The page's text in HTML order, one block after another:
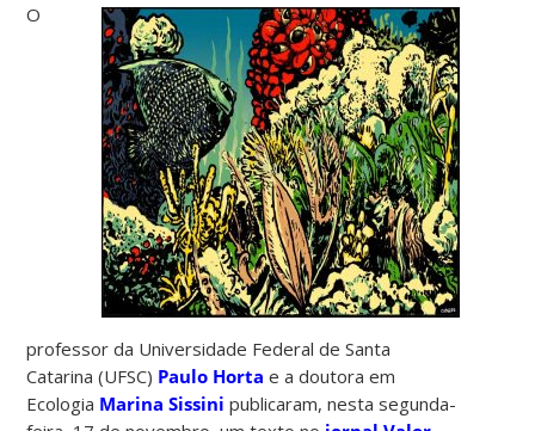
O
professor da Universidade Federal de Santa
Catarina (UFSC) Paulo Horta e a doutora em
Ecologia Marina Sissini publicaram, nesta segunda-